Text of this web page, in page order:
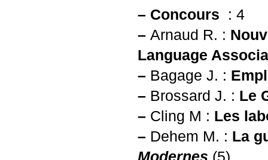
– Concours
: 4
– Arnaud R. :
Language
– Bagage J. :
– Brossard J. : Le
– Cling M : Les
– Dehem M. : La
Modernes (5)